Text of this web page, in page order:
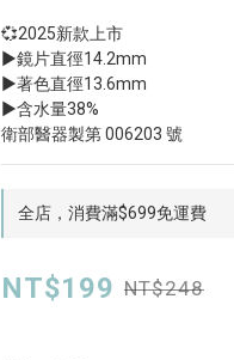
💞2025新款上市
▶鏡片直徑14.2mm
▶著色直徑13.6mm
▶含水量38%
衛部醫器製第 006203 號
全店，消費滿$699免運費
NT$199 NT$248